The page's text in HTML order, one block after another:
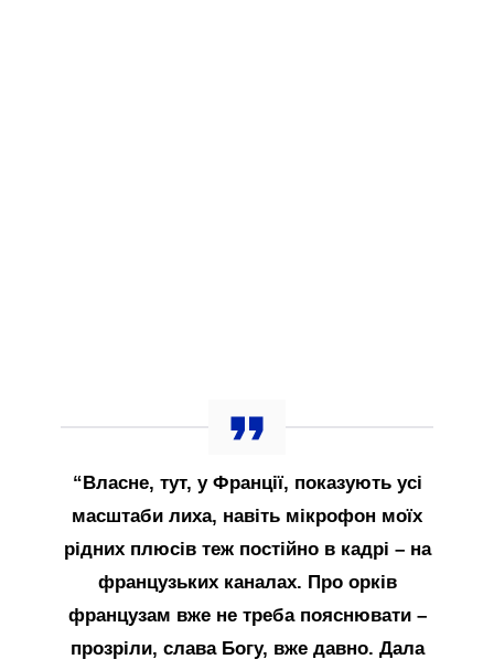
“Власне, тут, у Франції, показують усі
масштаби лиха, навіть мікрофон моїх
рідних плюсів теж постійно в кадрі – на
французьких каналах. Про орків
французам вже не треба пояснювати –
прозріли, слава Богу, вже давно. Дала